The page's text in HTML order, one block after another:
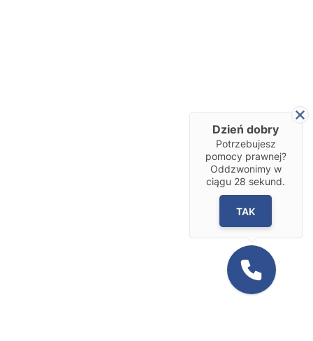
Dzień dobry
Potrzebujesz
pomocy prawnej?
Oddzwonimy w
ciągu 28 sekund.
TAK